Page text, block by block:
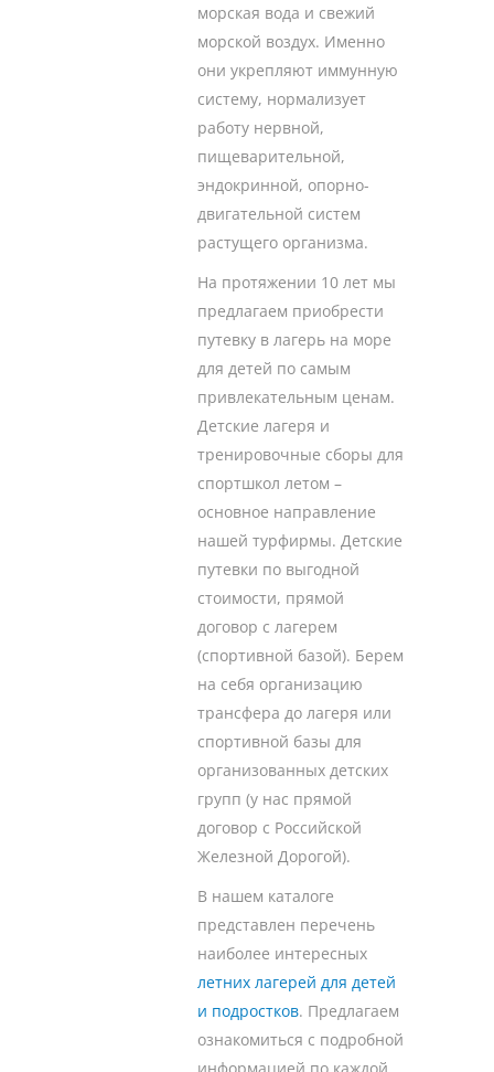
морская вода и свежий
морской воздух. Именно
они укрепляют иммунную
систему, нормализует
работу нервной,
пищеварительной,
эндокринной, опорно-
двигательной систем
растущего организма.
На протяжении 10 лет мы
предлагаем приобрести
путевку в лагерь на море
для детей по самым
привлекательным ценам.
Детские лагеря и
тренировочные сборы для
спортшкол летом –
основное направление
нашей турфирмы. Детские
путевки по выгодной
стоимости, прямой
договор с лагерем
(спортивной базой). Берем
на себя организацию
трансфера до лагеря или
спортивной базы для
организованных детских
групп (у нас прямой
договор с Российской
Железной Дорогой).
В нашем каталоге
представлен перечень
наиболее интересных
летних лагерей для детей
и подростков. Предлагаем
ознакомиться с подробной
информацией по каждой